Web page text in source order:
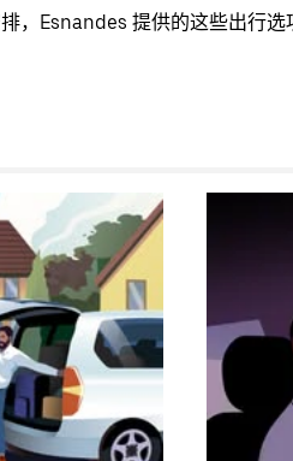
，Esnandes 提供的这些出行